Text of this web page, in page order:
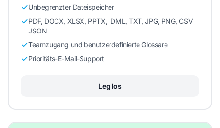
Unbegrenzter Dateispeicher
PDF, DOCX, XLSX, PPTX, IDML, TXT, JPG, PNG, CSV,
JSON
Teamzugang und benutzerdefinierte Glossare
Prioritäts-E-Mail-Support
Leg los